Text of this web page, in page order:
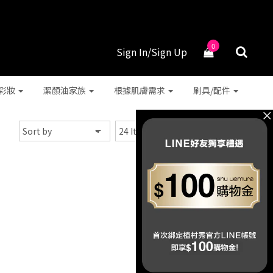
Sign In/Sign Up 0
妝 潔顏油家族 根據肌膚需求
刷具/配件